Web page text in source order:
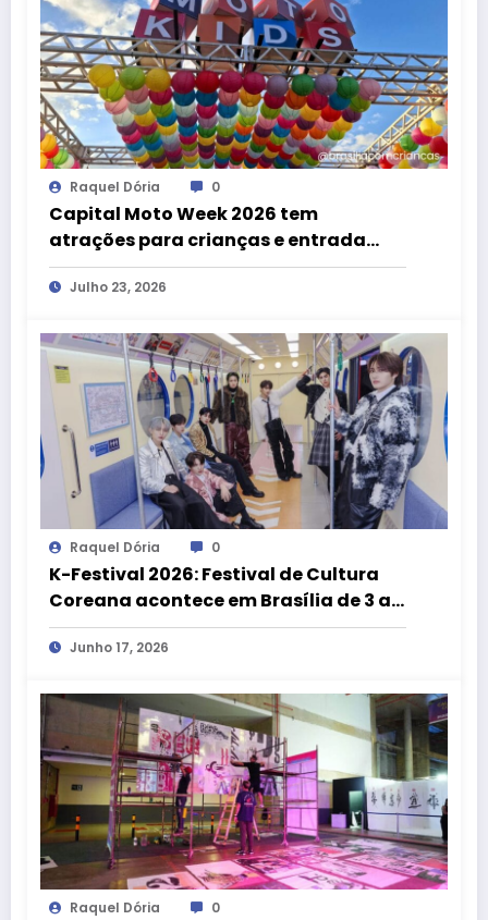
Raquel Dória 0
Capital Moto Week 2026 tem
atrações para crianças e entrada
gratuita até 12 anos
Julho 23, 2026
Raquel Dória 0
K-Festival 2026: Festival de Cultura
Coreana acontece em Brasília de 3 a 5
de julho
Junho 17, 2026
Raquel Dória 0